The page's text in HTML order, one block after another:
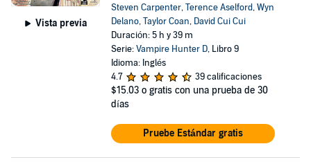
Vista previa
Steven Carpenter,Terence Aselford,Wyn
Delano,Taylor Coan, David Cui Cui
Duración: 5 h y 39 m
Serie:Vampire Hunter D, Libro 9
Idioma: Inglés
4.7
39 calificaciones
$15.03 o gratis con una prueba de 30
días
Pruebe Estándar gratis